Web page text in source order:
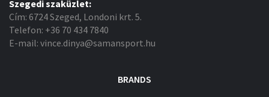
Szegedi szaküzlet:
Cím: 6724 Szeged, Londoni krt. 5.
Telefon: +36 70 434 7840
E-mail: vince.dinya@samansport.hu
BRANDS